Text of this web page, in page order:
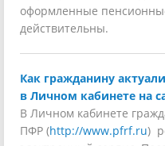
оформленные
действительны.
Как гражданину
в Личном кабинете на
В Личном кабинете
ПФР (http://www.pfrf.ru)